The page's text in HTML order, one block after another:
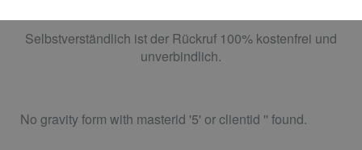
Selbstverständlich ist der Rückruf 100% kostenfrei und
unverbindlich.
No gravity form with masterid '5' or clientid '' found.